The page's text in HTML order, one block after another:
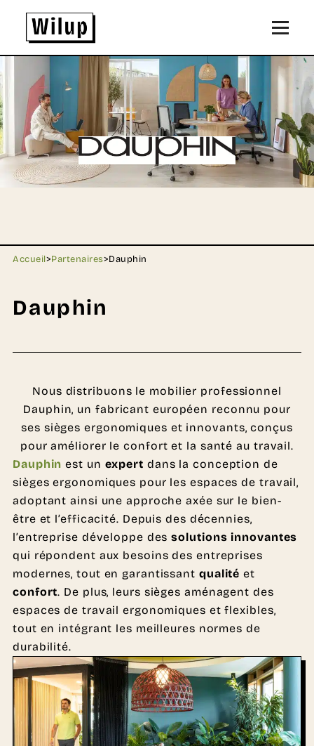
Revenir sur la page d'accueil
Accueil>Partenaires>Dauphin
Dauphin
Nous distribuons le mobilier professionnel
Dauphin, un fabricant européen reconnu pour
ses sièges ergonomiques et innovants, conçus
pour améliorer le confort et la santé au travail.
Dauphinest un expert dans la conception de
sièges ergonomiques pour les espaces de travail,
adoptant ainsi une approche axée sur le bien-
être et l’efficacité. Depuis des décennies,
l’entreprise développe des solutions innovantes
qui répondent aux besoins des entreprises
modernes, tout en garantissant qualité et
confort. De plus, leurs sièges aménagent des
espaces de travail ergonomiques et flexibles,
tout en intégrant les meilleures normes de
durabilité.